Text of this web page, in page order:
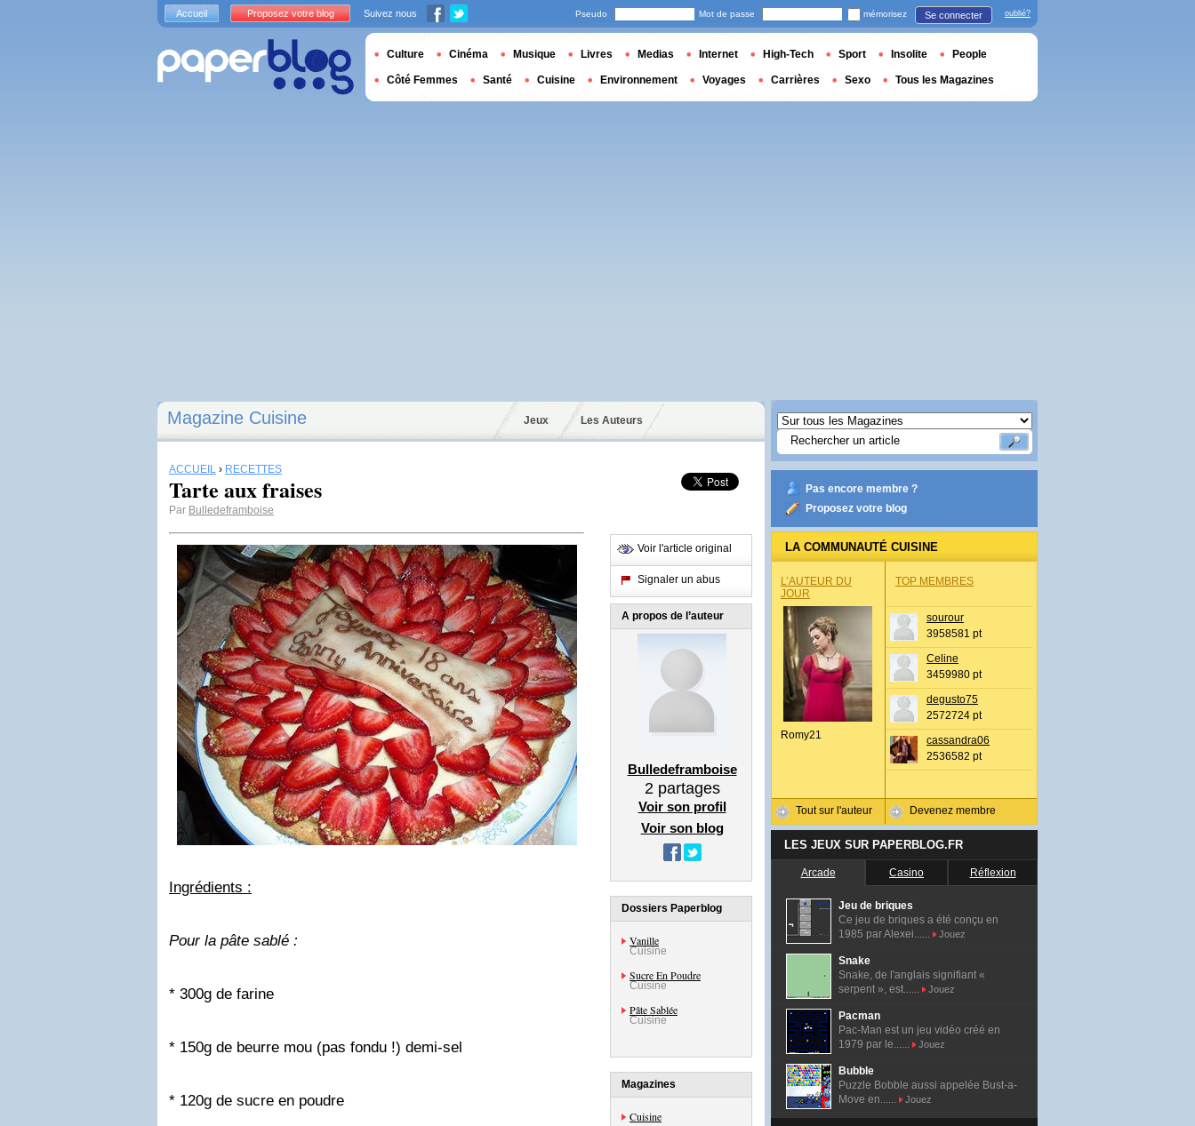
Magazine Cuisine Jeux Les Auteurs
ACCUEIL › RECETTES
Tarte aux fraises
Par Bulledeframboise
Ingrédients :
Pour la pâte sablé :
* 300g de farine
* 150g de beurre mou (pas fondu !) demi-sel
* 120g de sucre en poudre
Voir l'article original
Signaler un abus
A propos de l’auteur
Bulledeframboise
2partages
Voir son profil
Voir son blog
Dossiers Paperblog
Vanille
Cuisine
Sucre En Poudre
Cuisine
Pâte Sablée
Cuisine
Magazines
Cuisine
Pas encore membre ?
Proposez votre blog
LA COMMUNAUTÉ CUISINE
L’AUTEUR DU
JOUR
Romy21
Tout sur l'auteur
TOP MEMBRES
sourour
3958581 pt
Celine
3459980 pt
degusto75
2572724 pt
cassandra06
2536582 pt
Devenez membre
LES JEUX SUR PAPERBLOG.FR
Arcade Casino Réflexion
Jeu de briques
Ce jeu de briques a été conçu en
1985 par Alexei......
Jouez
Snake
Snake, de l'anglais signifiant «
serpent », est......
Jouez
Pacman
Pac-Man est un jeu vidéo créé en
1979 par le......
Jouez
Bubble
Puzzle Bobble aussi appelée Bust-a-
Move en......
Jouez
Accueil Proposez votre blog Suivez nous Pseudo Mot de passe mémorisez Se connecter oublié?
Culture Cinéma Musique Livres Medias Internet High-Tech Sport Insolite People
Côté Femmes Santé Cuisine Environnement Voyages Carrières Sexo Tous les Magazines